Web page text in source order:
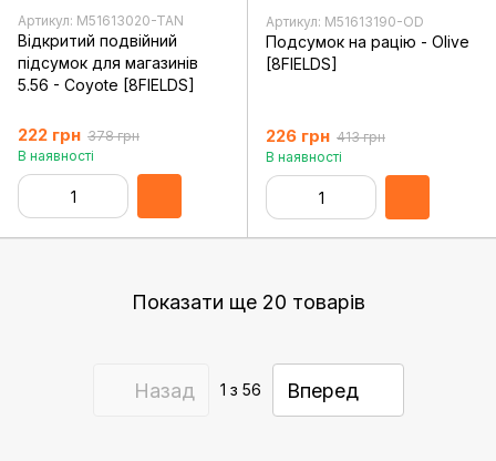
Артикул: M51613020-TAN
Відкритий подвійний
підсумок для магазинів
5.56 - Coyote [8FIELDS]
222 грн 378 грн
В наявності
Артикул: M51613190-OD
Подсумок на рацію - Olive
[8FIELDS]
226 грн 413 грн
В наявності
Показати ще 20 товарів
Назад 1 з 56 Вперед